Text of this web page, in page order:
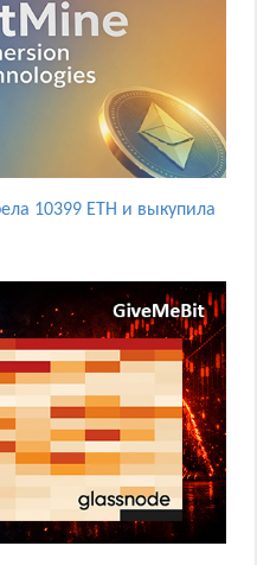
10399 ETH и выкупила